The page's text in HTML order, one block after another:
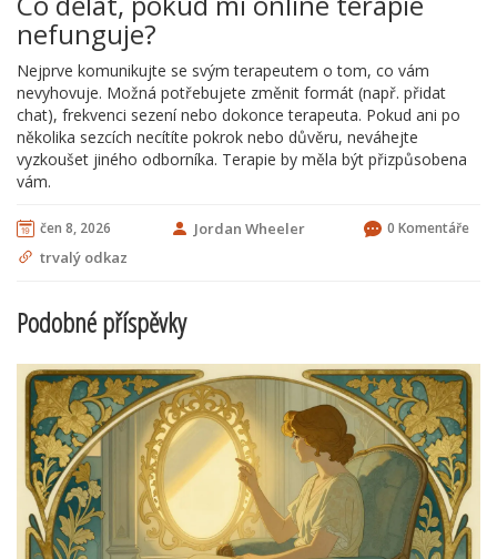
nefunguje?
Nejprve komunikujte se svým terapeutem o tom, co vám
nevyhovuje. Možná potřebujete změnit formát (např. přidat
chat), frekvenci sezení nebo dokonce terapeuta. Pokud ani po
několika sezcích necítíte pokrok nebo důvěru, neváhejte
vyzkoušet jiného odborníka. Terapie by měla být přizpůsobena
vám.
čen 8, 2026 Jordan Wheeler 0 Komentáře
trvalý odkaz
Podobné příspěvky